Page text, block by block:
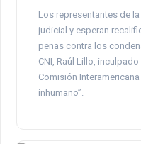
Los representantes de
judicial y esperan
penas contra los
CNI, Raúl Lillo,
Comisión
inhumano”.